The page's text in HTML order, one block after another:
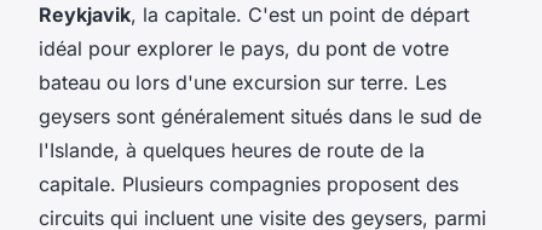
Reykjavik, la capitale. C'est un point de départ
idéal pour explorer le pays, du pont de votre
bateau ou lors d'une excursion sur terre. Les
geysers sont généralement situés dans le sud de
l'Islande, à quelques heures de route de la
capitale. Plusieurs compagnies proposent des
circuits qui incluent une visite des geysers, parmi